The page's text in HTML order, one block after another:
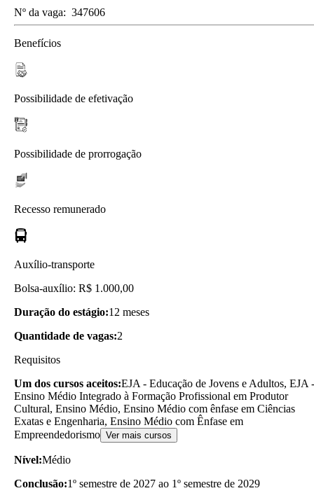
Nº da vaga: 347606
Benefícios
Possibilidade de efetivação
Possibilidade de prorrogação
Recesso remunerado
Auxílio-transporte
Bolsa-auxílio: R$ 1.000,00
Duração do estágio:12 meses
Quantidade de vagas:2
Requisitos
Um dos cursos aceitos:EJA - Educação de Jovens e Adultos, EJA -
Ensino Médio Integrado à Formação Profissional em Produtor
Cultural, Ensino Médio, Ensino Médio com ênfase em Ciências
Exatas e Engenharia, Ensino Médio com Ênfase em
Empreendedorismo Ver mais cursos
Nível:Médio
Conclusão:1º semestre de 2027 ao 1º semestre de 2029